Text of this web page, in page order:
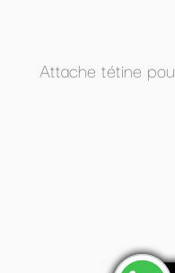
Attache tétine